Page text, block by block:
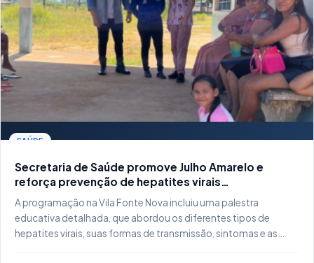
SAÚDE
Secretaria de Saúde promove Julho Amarelo e
reforça prevenção de hepatites virais…
A programação na Vila Fonte Nova incluiu uma palestra
educativa detalhada, que abordou os diferentes tipos de
hepatites virais, suas formas de transmissão, sintomas e as